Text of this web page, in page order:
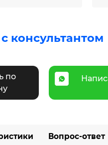
с консультантом
по
Вопрос-ответ